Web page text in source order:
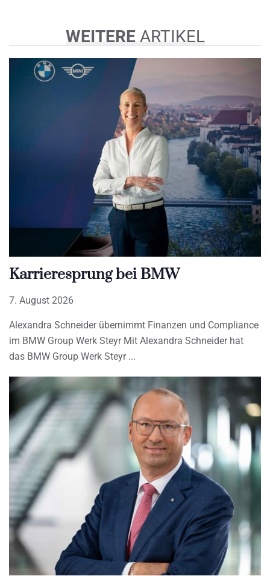
WEITERE ARTIKEL
Karrieresprung bei BMW
7. August 2026
Alexandra Schneider übernimmt Finanzen und Compliance
im BMW Group Werk Steyr Mit Alexandra Schneider hat
das BMW Group Werk Steyr